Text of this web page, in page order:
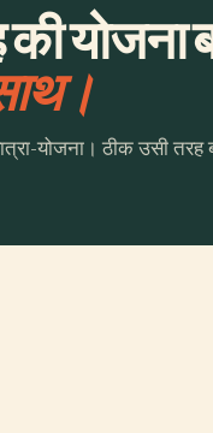
योजना
योजना। ठीक उसी